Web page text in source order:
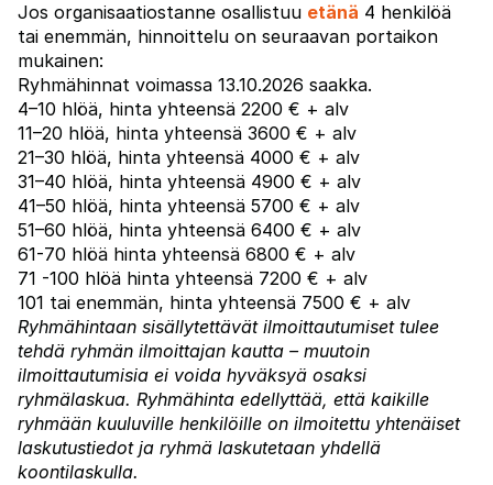
Jos organisaatiostanne osallistuu etänä 4 henkilöä
tai enemmän, hinnoittelu on seuraavan portaikon
mukainen:
Ryhmähinnat voimassa 13.10.2026 saakka.
4–10 hlöä, hinta yhteensä 2200 € + alv
11–20 hlöä, hinta yhteensä 3600 € + alv
21–30 hlöä, hinta yhteensä 4000 € + alv
31–40 hlöä, hinta yhteensä 4900 € + alv
41–50 hlöä, hinta yhteensä 5700 € + alv
51–60 hlöä, hinta yhteensä 6400 € + alv
61-70 hlöä hinta yhteensä 6800 € + alv
71 -100 hlöä hinta yhteensä 7200 € + alv
101 tai enemmän, hinta yhteensä 7500 € + alv
Ryhmähintaan sisällytettävät ilmoittautumiset tulee
tehdä ryhmän ilmoittajan kautta – muutoin
ilmoittautumisia ei voida hyväksyä osaksi
ryhmälaskua. Ryhmähinta edellyttää, että kaikille
ryhmään kuuluville henkilöille on ilmoitettu yhtenäiset
laskutustiedot ja ryhmä laskutetaan yhdellä
koontilaskulla.